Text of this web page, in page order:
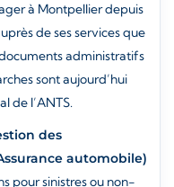
à Montpellier depuis
de ses services que
administratifs
sont aujourd’hui
de l’ANTS.
des
automobile)
pour sinistres ou non-